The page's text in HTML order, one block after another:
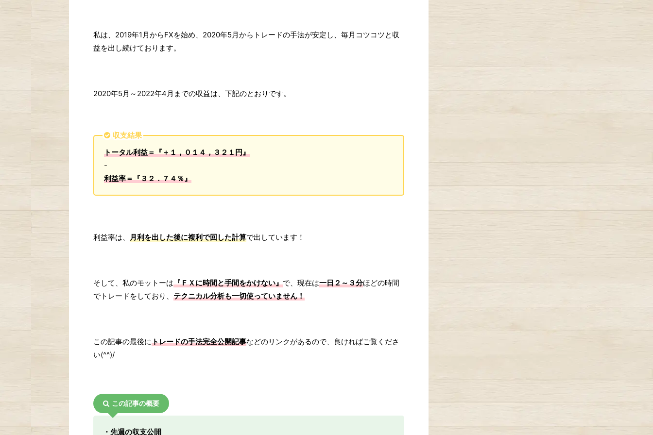
私は、2019年1月からFXを始め、2020年5月からトレードの手法が安定し、毎月コツコツと収
益を出し続けております。
2020年5月～2022年4月までの収益は、下記のとおりです。
収支結果
トータル利益＝『＋１，０１４，３２１円』
-
利益率＝『３２．７４％』
利益率は、 月利を出した後に複利で回した計算で出しています！
そして、私のモットーは『ＦＸに時間と手間をかけない』で、現在は一日２～３分ほどの時間
でトレードをしており、 テクニカル分析も一切使っていません！
この記事の最後にトレードの手法完全公開記事などのリンクがあるので、良ければご覧くださ
い(^^)/
この記事の概要
・先週の収支公開